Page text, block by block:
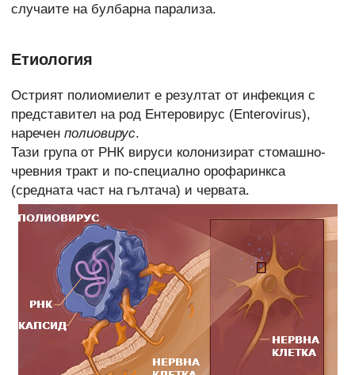
случаите на булбарна парализа.
Етиология
Острият полиомиелит е резултат от инфекция с
представител на род Ентеровирус (Enterovirus),
наречен полиовирус.
Тази група от РНК вируси колонизират стомашно-
чревния тракт и по-специално орофаринкса
(средната част на гълтача) и червата.